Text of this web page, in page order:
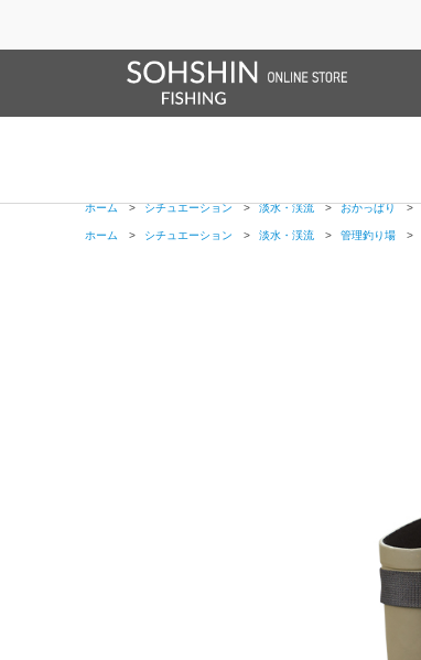
SHORE CONNECT
ホーム > シチュエーション > 淡水・渓流 > おかっぱり >
ホーム > シチュエーション > 淡水・渓流 > 管理釣り場 >